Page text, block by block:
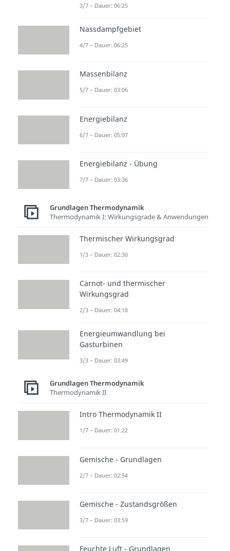
3/7 – Dauer: 06:25
Nassdampfgebiet
4/7 – Dauer: 06:25
Massenbilanz
5/7 – Dauer: 03:06
Energiebilanz
6/7 – Dauer: 05:07
Energiebilanz - Übung
7/7 – Dauer: 03:36
Grundlagen Thermodynamik
Thermodynamik I: Wirkungsgrade & Anwendungen
Thermischer Wirkungsgrad
1/3 – Dauer: 02:30
Carnot- und thermischer
Wirkungsgrad
2/3 – Dauer: 04:18
Energieumwandlung bei
Gasturbinen
3/3 – Dauer: 03:49
Grundlagen Thermodynamik
Thermodynamik II
Intro Thermodynamik II
1/7 – Dauer: 01:22
Gemische - Grundlagen
2/7 – Dauer: 02:54
Gemische - Zustandsgrößen
3/7 – Dauer: 03:59
Feuchte Luft - Grundlagen